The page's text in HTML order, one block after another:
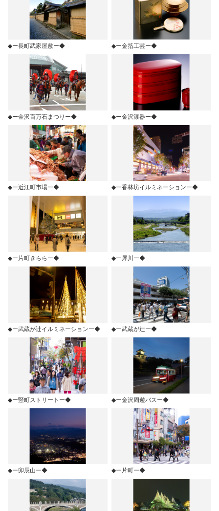
◆ー長町武家屋敷ー◆ ◆ー金箔工芸ー◆
◆ー金沢百万石まつりー◆ ◆ー金沢漆器ー◆
◆ー近江町市場ー◆ ◆ー香林坊イルミネーションー◆
◆ー片町きららー◆ ◆ー犀川ー◆
◆ー武蔵が辻イルミネーションー◆ ◆ー武蔵が辻ー◆
◆ー竪町ストリートー◆ ◆ー金沢周遊バスー◆
◆ー卯辰山ー◆ ◆ー片町ー◆